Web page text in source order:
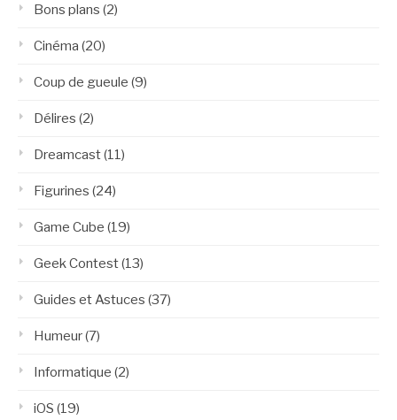
Bons plans (2)
Cinéma (20)
Coup de gueule (9)
Délires (2)
Dreamcast(11)
Figurines (24)
Game Cube (19)
Geek Contest(13)
Guides et Astuces (37)
Humeur(7)
Informatique (2)
iOS (19)